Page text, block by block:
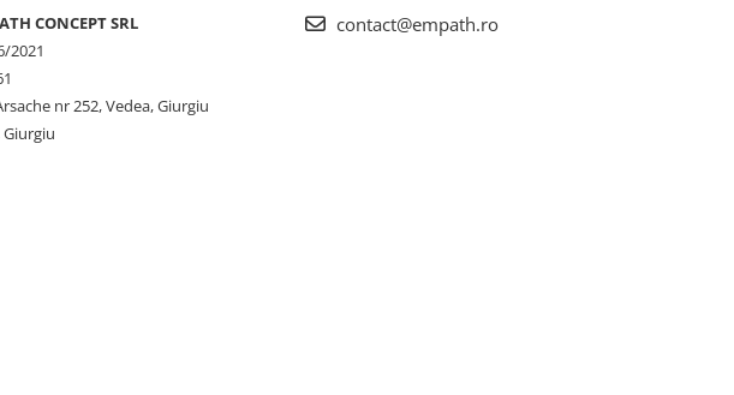
CONCEPT SRL
2021
nr 252, Vedea, Giurgiu
contact@empath.ro